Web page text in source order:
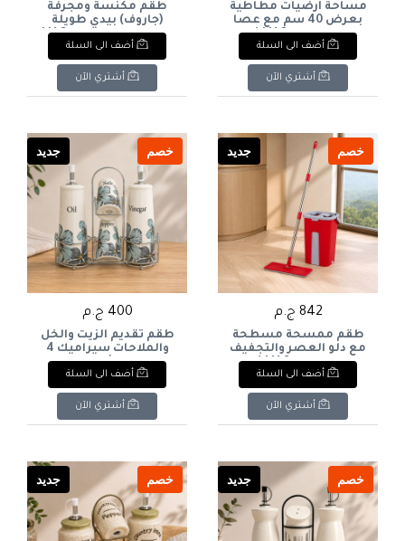
مساحة أرضيات مطاطية
بعرض 40 سم مع عصا
طويلة ماركة LIAO (لون
أحمر ورمادي). & : LIAO
40cm Floor Squeegee
with Long Handle (Red &
Grey).
أضف الى السلة
أشتري الآن
طقم مكنسة ومجرفة
(جاروف) بيدي طويلة
وقابلة للفك ماركة LIAO
(لون أحمر ورمادي). & :
LIAO Long Handle Broom
and Dustpan Set with
Detachable Handles (Red
أضف الى السلة
أشتري الآن
خصم جديد
842 ج.م
طقم ممسحة مسطحة
مع دلو العصر والتجفيف
الذكي ماركة LIAO (لون
أحمر ورمادي). & : LIAO
Squeeze Flat Mop &
Bucket Set (Red & Grey).
أضف الى السلة
أشتري الآن
خصم جديد
400 ج.م
طقم تقديم الزيت والخل
والملاحات سيراميك 4
قطع بنقشة زهور مع
Piece Ceramic Oil,
Vinegar, Salt & Pepper
Cruet Set with Floral
أضف الى السلة
أشتري الآن
خصم جديد خصم جديد